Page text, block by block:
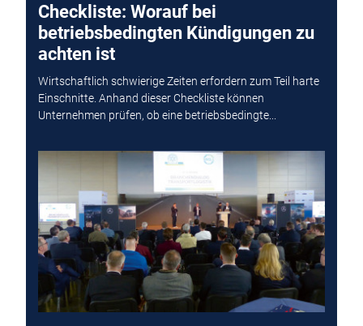
Checkliste: Worauf bei
betriebsbedingten Kündigungen zu
achten ist
Wirtschaftlich schwierige Zeiten erfordern zum Teil harte
Einschnitte. Anhand dieser Checkliste können
Unternehmen prüfen, ob eine betriebsbedingte...